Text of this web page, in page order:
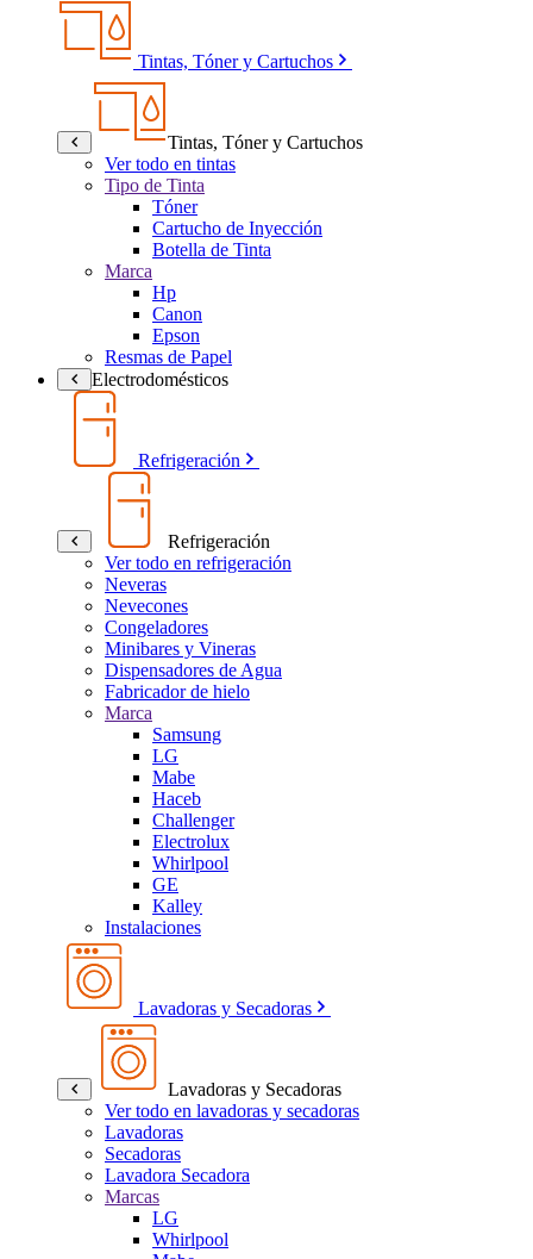
Tintas, Tóner y Cartuchos
Tintas, Tóner y Cartuchos
Ver todo en tintas
Tipo de Tinta
Tóner
Cartucho de Inyección
Botella de Tinta
Marca
Hp
Canon
Epson
Resmas de Papel
Electrodomésticos
Refrigeración
Refrigeración
Ver todo en refrigeración
Neveras
Nevecones
Congeladores
Minibares y Vineras
Dispensadores de Agua
Fabricador de hielo
Marca
Samsung
LG
Mabe
Haceb
Challenger
Electrolux
Whirlpool
GE
Kalley
Instalaciones
Lavadoras y Secadoras
Lavadoras y Secadoras
Ver todo en lavadoras y secadoras
Lavadoras
Secadoras
Lavadora Secadora
Marcas
LG
Whirlpool